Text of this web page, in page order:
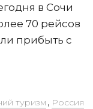
в Сочи
70 рейсов
прибыть с
туризм , Россия